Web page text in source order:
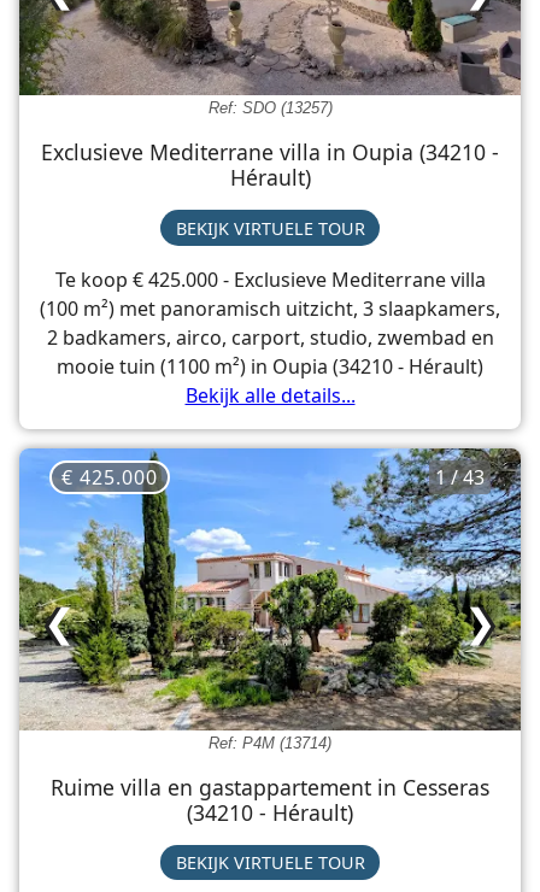
Ref: SDO (13257)
Exclusieve Mediterrane villa in Oupia (34210 -
Hérault)
BEKIJK VIRTUELE TOUR
Te koop € 425.000 - Exclusieve Mediterrane villa
(100 m²) met panoramisch uitzicht, 3 slaapkamers,
2 badkamers, airco, carport, studio, zwembad en
mooie tuin (1100 m²) in Oupia (34210 - Hérault)
Bekijk alle details...
Ref: P4M (13714)
1 / 43
❯
❮
€ 425.000
Ruime villa en gastappartement in Cesseras
(34210 - Hérault)
BEKIJK VIRTUELE TOUR